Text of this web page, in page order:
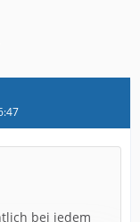
bei jedem